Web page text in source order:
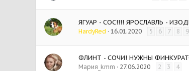
ЯГУАР - СОС!!!! ЯРОСЛАВЛЬ -
HardyRed 16.01.2020 5 6 7 8 9
ФЛИНТ - СОЧИ! НУЖНЫ
Мария_kmm 27.06.2020 2 3 4